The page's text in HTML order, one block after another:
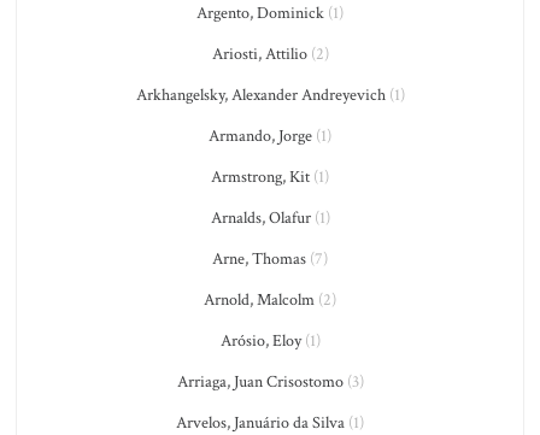
Argento, Dominick (1)
Ariosti, Attilio(2)
Arkhangelsky, Alexander Andreyevich(1)
Armando, Jorge (1)
Armstrong, Kit (1)
Arnalds, Olafur(1)
Arne, Thomas (7)
Arnold, Malcolm (2)
Arósio, Eloy(1)
Arriaga, Juan Crisostomo(3)
Arvelos, Januário da Silva (1)